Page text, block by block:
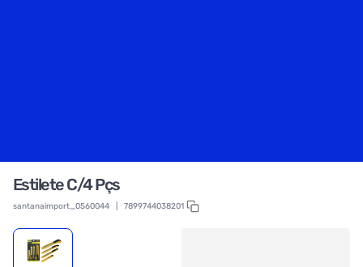
Estilete C/4 Pçs
santanaimport_0560044 7899744038201